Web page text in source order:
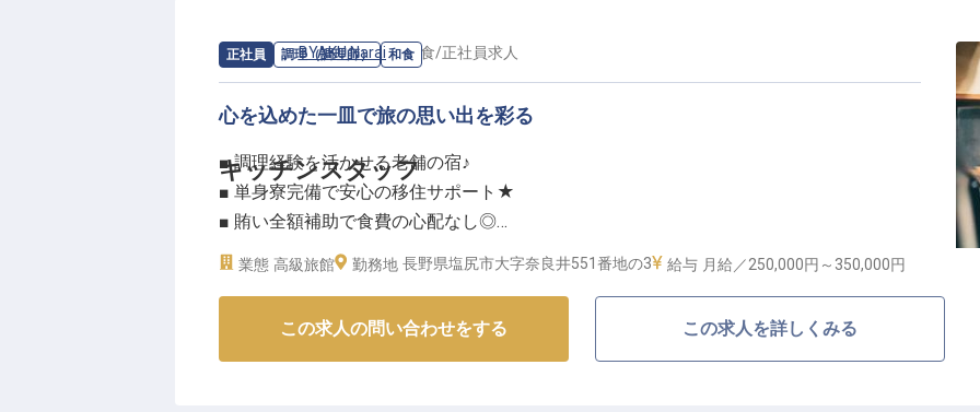
います。
ーー【安心して長く働ける環境と成長の機会】
社会保険完備はもちろん、年1回の昇給や年2回の賞与で日頃の頑張りをしっかりと評価。
転勤もなく、腰を据えてキャリアを築けます。また、月々21,000円から利用できる寮・社
宅を完備しており、新生活を始める方も安心してスタートできます。
おもてなしのプロとして成長できる機会がここにあります。
正社員 調理（調理師） 和食
キッチンスタッフ
求人情報：BYAKU Narai の和食/正社員求人
心を込めた一皿で旅の思い出を彩る
■ 調理経験を活かせる老舗の宿♪
■ 単身寮完備で安心の移住サポート★
■ 賄い全額補助で食費の心配なし◎
■ 地域生産者への訪問研修あり！
奈良井宿の歴史ある街並みに佇む当館で、あなたの調理スキルを活かしませんか？★当館
では地元の食材を活かした料理で、宿泊のお客様に「食」を通じた感動体験をお届けして
業態 高級旅館 勤務地 長野県塩尻市大字奈良井551番地の3 給与 月給／250,000円～ 350,000円
この求人の問い合わせをする この求人を詳しくみる